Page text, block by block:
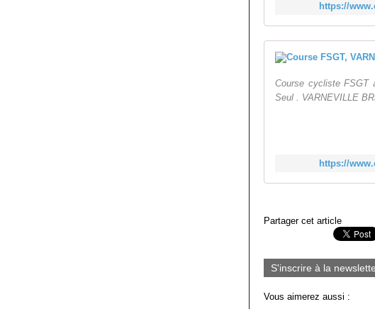
https://
Course cycliste FSGT
Seul . VARNEVILLE
https://
Partager cet article
S'inscrire à la
Vous aimerez aussi :